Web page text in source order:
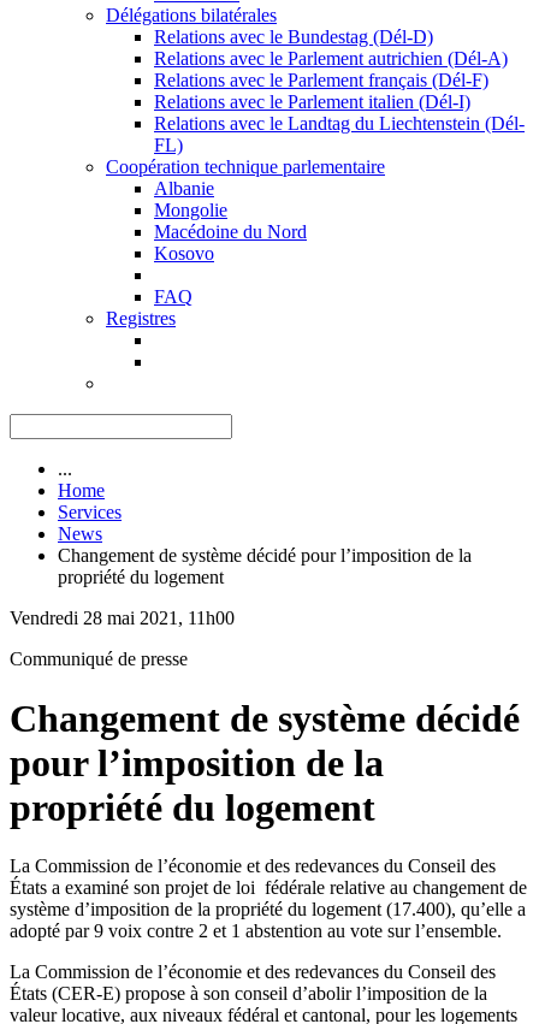
Délégations bilatérales
Relations avec le Bundestag (Dél-D)
Relations avec le Parlement autrichien (Dél-A)
Relations avec le Parlement français (Dél-F)
Relations avec le Parlement italien (Dél-I)
Relations avec le Landtag du Liechtenstein (Dél-
FL)
Coopération technique parlementaire
Albanie
Mongolie
Macédoine du Nord
Kosovo
FAQ
Registres
...
Home
Services
News
Changement de système décidé pour l’imposition de la
propriété du logement
Vendredi 28 mai 2021, 11h00
Communiqué de presse
Changement de système décidé
pour l’imposition de la
propriété du logement
La Commission de l’économie et des redevances du Conseil des
États a examiné son projet de loi fédérale relative au changement de
système d’imposition de la propriété du logement (17.400), qu’elle a
adopté par 9 voix contre 2 et 1 abstention au vote sur l’ensemble.
La Commission de l’économie et des redevances du Conseil des
États (CER-E) propose à son conseil d’abolir l’imposition de la
valeur locative, aux niveaux fédéral et cantonal, pour les logements